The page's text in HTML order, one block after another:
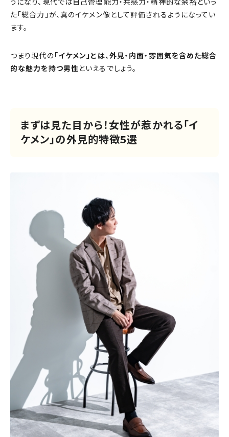
うになり、現代では自己管理能力・共感力・精神的な余裕といっ
た「総合力」が、真のイケメン像として評価されるようになってい
ます。
つまり現代の「イケメン」とは、外見・内面・雰囲気を含めた総合
的な魅力を持つ男性といえるでしょう。
まずは見た目から！女性が惹かれる「イ
ケメン」の外見的特徴5選